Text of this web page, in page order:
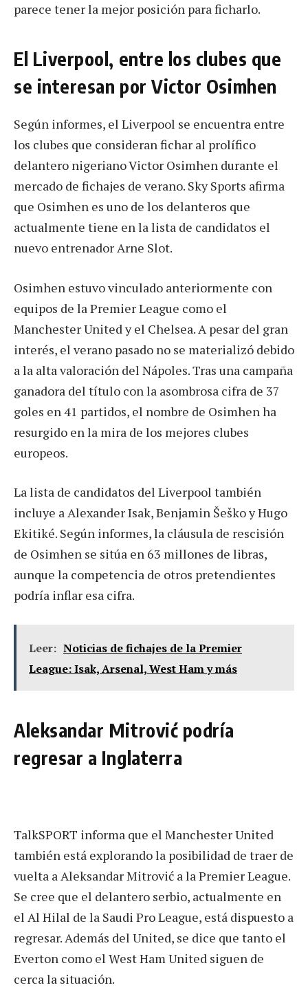
parece tener la mejor posición para ficharlo.
El Liverpool, entre los clubes que
se interesan por Victor Osimhen
Según informes, el Liverpool se encuentra entre
los clubes que consideran fichar al prolífico
delantero nigeriano Victor Osimhen durante el
mercado de fichajes de verano. Sky Sports afirma
que Osimhen es uno de los delanteros que
actualmente tiene en la lista de candidatos el
nuevo entrenador Arne Slot.
Osimhen estuvo vinculado anteriormente con
equipos de la Premier League como el
Manchester United y el Chelsea. A pesar del gran
interés, el verano pasado no se materializó debido
a la alta valoración del Nápoles. Tras una campaña
ganadora del título con la asombrosa cifra de 37
goles en 41 partidos, el nombre de Osimhen ha
resurgido en la mira de los mejores clubes
europeos.
La lista de candidatos del Liverpool también
incluye a Alexander Isak, Benjamin Šeško y Hugo
Ekitiké. Según informes, la cláusula de rescisión
de Osimhen se sitúa en 63 millones de libras,
aunque la competencia de otros pretendientes
podría inflar esa cifra.
Leer: Noticias de fichajes de la Premier
League: Isak, Arsenal, West Ham y más
Aleksandar Mitrović podría
regresar a Inglaterra
TalkSPORT informa que el Manchester United
también está explorando la posibilidad de traer de
vuelta a Aleksandar Mitrović a la Premier League.
Se cree que el delantero serbio, actualmente en
el Al Hilal de la Saudi Pro League, está dispuesto a
regresar. Además del United, se dice que tanto el
Everton como el West Ham United siguen de
cerca la situación.